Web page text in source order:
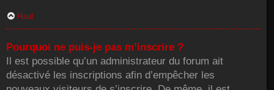
Haut
Pourquoi ne puis-je pas m’inscrire ?
Il est possible qu’un administrateur du forum ait
désactivé les inscriptions afin d’empêcher les